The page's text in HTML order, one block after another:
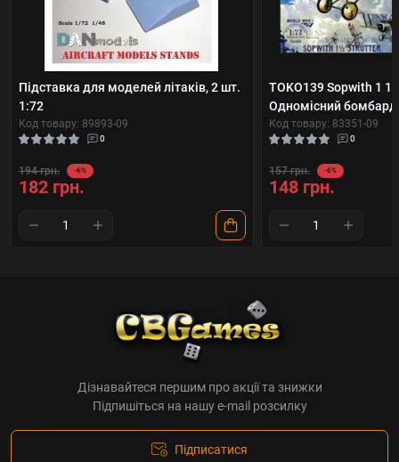
Підставка для моделей літаків, 2 шт.
1:72
Код товару: 89893-09
0
194 грн. -6%
182 грн.
TOKO139 Sopwith 1
Одномісний
Код товару: 83351-09
0
157 грн. -6%
148 грн.
Дізнавайтеся першим про акції та знижки
Підпишіться на нашу e-mail розсилку
Підписатися